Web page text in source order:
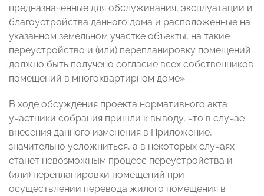
предназначенные для обслуживания, эксплуатации и
благоустройства данного дома и расположенные на
указанном земельном участке объекты, на такие
переустройство и (или) перепланировку помещений
должно быть получено согласие всех собственников
помещений в многоквартирном доме».
В ходе обсуждения проекта нормативного акта
участники собрания пришли к выводу, что в случае
внесения данного изменения в Приложение,
значительно усложниться, а в некоторых случаях
станет невозможным процесс переустройства и
(или) перепланировки помещений при
осуществлении перевода жилого помещения в